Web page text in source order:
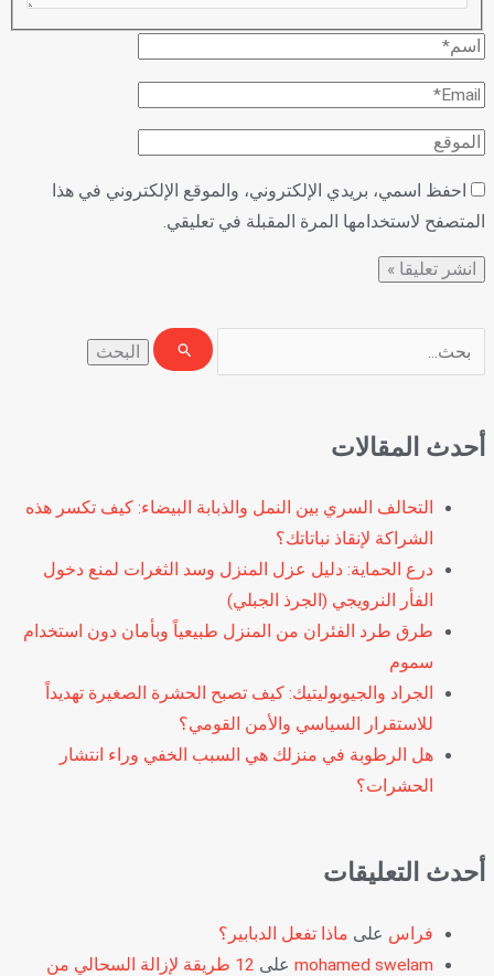
احفظ اسمي، بريدي الإلكتروني، والموقع الإلكتروني في هذا
المتصفح لاستخدامها المرة المقبلة في تعليقي.
أحدث المقالات
التحالف السري بين النمل والذبابة البيضاء: كيف تكسر هذه
الشراكة لإنقاذ نباتاتك؟
درع الحماية: دليل عزل المنزل وسد الثغرات لمنع دخول
الفأر النرويجي (الجرذ الجبلي)
طرق طرد الفئران من المنزل طبيعياً وبأمان دون استخدام
سموم
الجراد والجيوبوليتيك: كيف تصبح الحشرة الصغيرة تهديداً
للاستقرار السياسي والأمن القومي؟
هل الرطوبة في منزلك هي السبب الخفي وراء انتشار
الحشرات؟
أحدث التعليقات
فراس على ماذا تفعل الدبابير؟
mohamed swelamعلى
12 طريقة لإزالة السحالي من